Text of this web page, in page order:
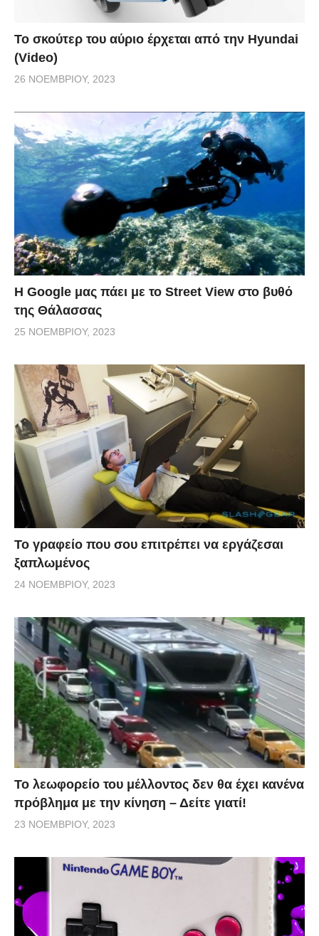
Το σκούτερ του αύριο έρχεται από την Hyundai
(Video)
26 ΝΟΕΜΒΡΊΟΥ, 2023
H Google μας πάει με το Street View στο βυθό
της Θάλασσας
25 ΝΟΕΜΒΡΊΟΥ, 2023
Το γραφείο που σου επιτρέπει να εργάζεσαι
ξαπλωμένος
24 ΝΟΕΜΒΡΊΟΥ, 2023
Το λεωφορείο του μέλλοντος δεν θα έχει κανένα
πρόβλημα με την κίνηση – Δείτε γιατί!
23 ΝΟΕΜΒΡΊΟΥ, 2023